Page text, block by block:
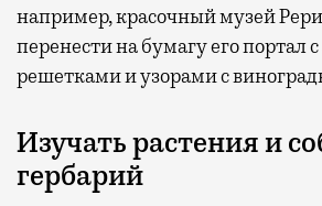
например, красочный музей
перенести на бумагу его
решетками и узорами с
Изучать растения и
гербарий